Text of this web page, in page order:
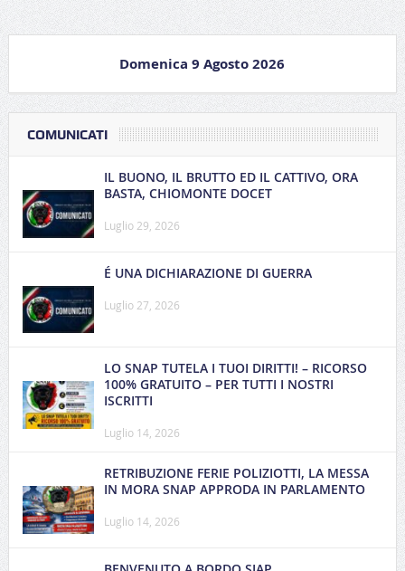
Domenica 9 Agosto 2026
COMUNICATI
IL BUONO, IL BRUTTO ED IL CATTIVO, ORA
BASTA, CHIOMONTE DOCET
Luglio 29, 2026
É UNA DICHIARAZIONE DI GUERRA
Luglio 27, 2026
LO SNAP TUTELA I TUOI DIRITTI! – RICORSO
100% GRATUITO – PER TUTTI I NOSTRI
ISCRITTI
Luglio 14, 2026
RETRIBUZIONE FERIE POLIZIOTTI, LA MESSA
IN MORA SNAP APPRODA IN PARLAMENTO
Luglio 14, 2026